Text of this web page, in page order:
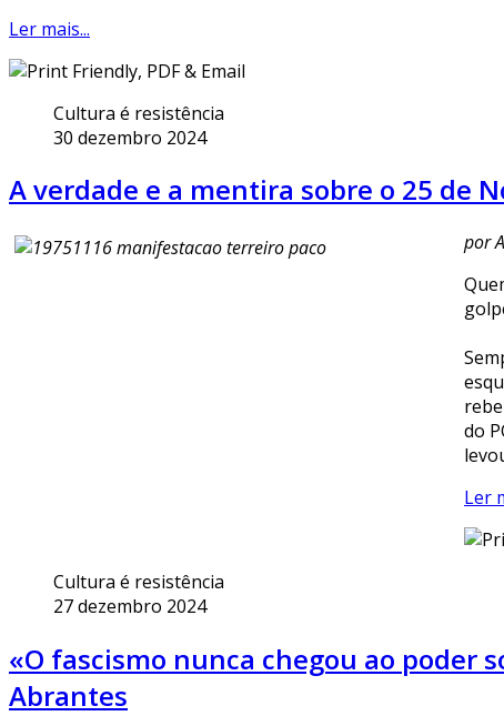
Ler mais...
Cultura é resistência
30 dezembro 2024
A verdade e a mentira sobre o 25 de
por
do
Ler
Cultura é resistência
27 dezembro 2024
«O fascismo nunca chegou ao poder
Abrantes